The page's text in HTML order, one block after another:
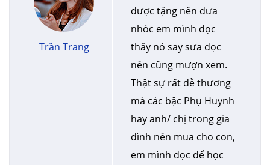
Trần Trang
được tặng nên đưa
nhóc em mình đọc
thấy nó say sưa đọc
nên cũng mượn xem.
Thật sự rất dễ thương
mà các bậc Phụ Huynh
hay anh/ chị trong gia
đình nên mua cho con,
em mình đọc để học